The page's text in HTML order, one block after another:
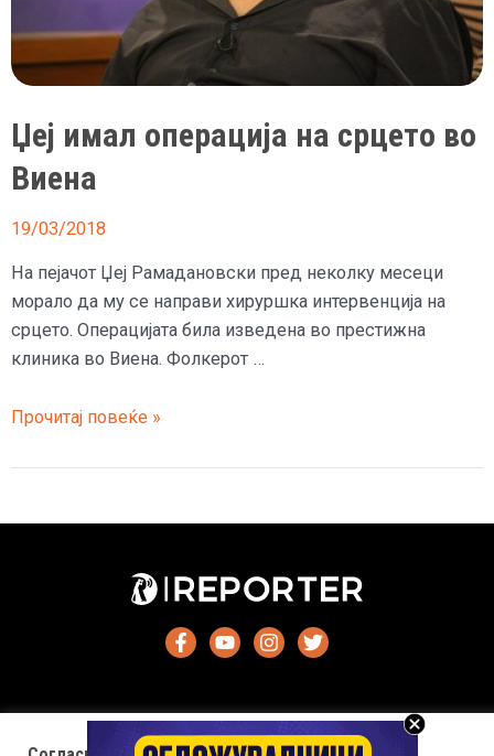
Џеј имал операција на срцето во
Виена
19/03/2018
На пејачот Џеј Рамадановски пред неколку месеци
морало да му се направи хируршка интервенција на
срцето. Операцијата била изведена во престижна
клиника во Виена. Фолкерот …
Џеј
операција
срцето
Прочитај повеќе »